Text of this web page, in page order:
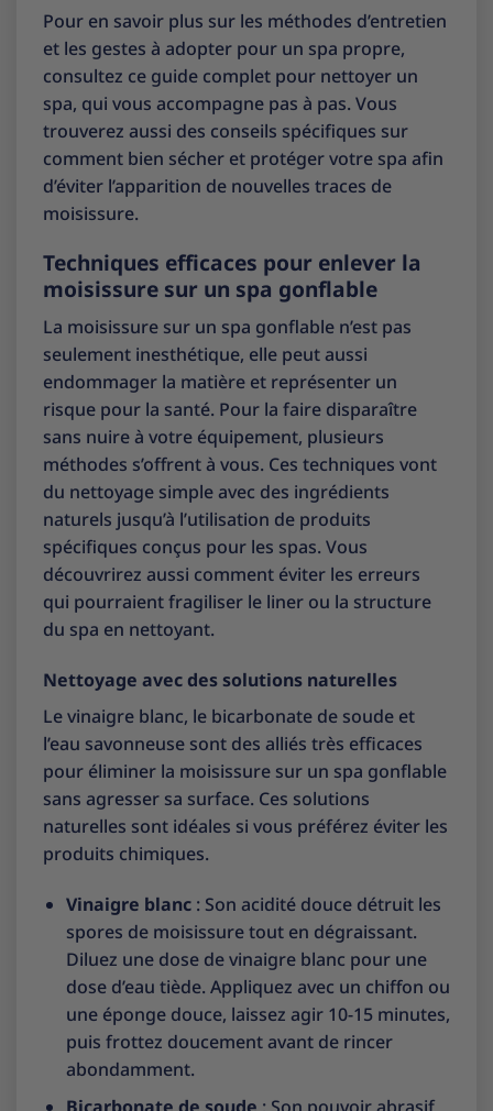
Pour en savoir plus sur les méthodes d’entretien
et les gestes à adopter pour un spa propre,
consultez ce guide complet pour nettoyer un
spa, qui vous accompagne pas à pas. Vous
trouverez aussi des conseils spécifiques sur
comment bien sécher et protéger votre spa afin
d’éviter l’apparition de nouvelles traces de
moisissure.
Techniques efficaces pour enlever la
moisissure sur un spa gonflable
La moisissure sur un spa gonflable n’est pas
seulement inesthétique, elle peut aussi
endommager la matière et représenter un
risque pour la santé. Pour la faire disparaître
sans nuire à votre équipement, plusieurs
méthodes s’offrent à vous. Ces techniques vont
du nettoyage simple avec des ingrédients
naturels jusqu’à l’utilisation de produits
spécifiques conçus pour les spas. Vous
découvrirez aussi comment éviter les erreurs
qui pourraient fragiliser le liner ou la structure
du spa en nettoyant.
Nettoyage avec des solutions naturelles
Le vinaigre blanc, le bicarbonate de soude et
l’eau savonneuse sont des alliés très efficaces
pour éliminer la moisissure sur un spa gonflable
sans agresser sa surface. Ces solutions
naturelles sont idéales si vous préférez éviter les
produits chimiques.
Vinaigre blanc: Son acidité douce détruit les
spores de moisissure tout en dégraissant.
Diluez une dose de vinaigre blanc pour une
dose d’eau tiède. Appliquez avec un chiffon ou
une éponge douce, laissez agir 10-15 minutes,
puis frottez doucement avant de rincer
abondamment.